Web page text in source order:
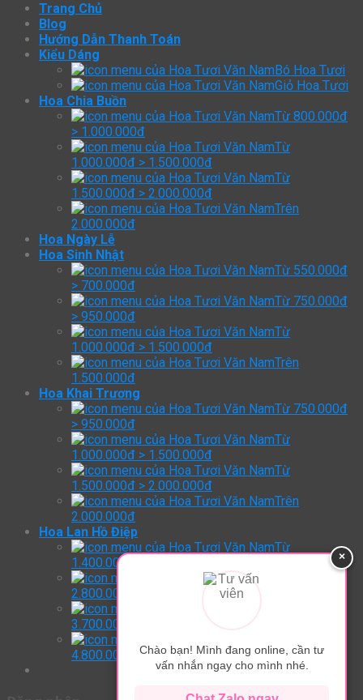
Trang Chủ
Blog
Hướng Dẫn Thanh Toán
Kiểu Dáng
Bó Hoa Tươi
Giỏ Hoa Tươi
Hoa Chia Buồn
Từ 800.000đ
> 1.000.000đ
Từ
1.000.000đ > 1.500.000đ
Từ
1.500.000đ > 2.000.000đ
Trên
2.000.000đ
Hoa Ngày Lễ
Hoa Sinh Nhật
Từ 550.000đ
> 700.000đ
Từ 750.000đ
> 950.000đ
Từ
1.000.000đ > 1.500.000đ
Trên
1.500.000đ
Hoa Khai Trương
Từ 750.000đ
> 950.000đ
Từ
1.000.000đ > 1.500.000đ
Từ
1.500.000đ > 2.000.000đ
Trên
2.000.000đ
Hoa Lan Hồ Điệp
Từ
1.400.000đ > 2.800.000đ
2.800.000đ > 3.700.000đ
3.700.000đ > 4.800.000đ
4.800.000đ
×
Chào bạn! Mình đang online, cần tư
vấn nhắn ngay cho mình nhé.